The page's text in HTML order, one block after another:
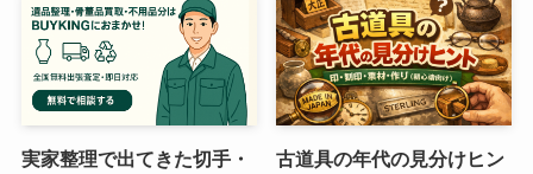
実家整理で出てきた切手・
古道具の年代の見分けヒン